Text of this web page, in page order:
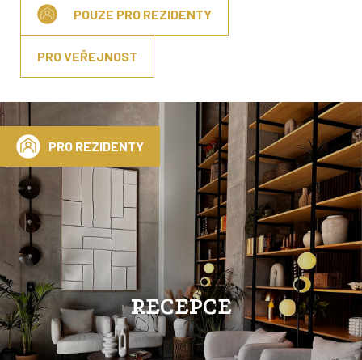
POUZE PRO REZIDENTY
PRO VEŘEJNOST
PRO REZIDENTY
RECEPCE